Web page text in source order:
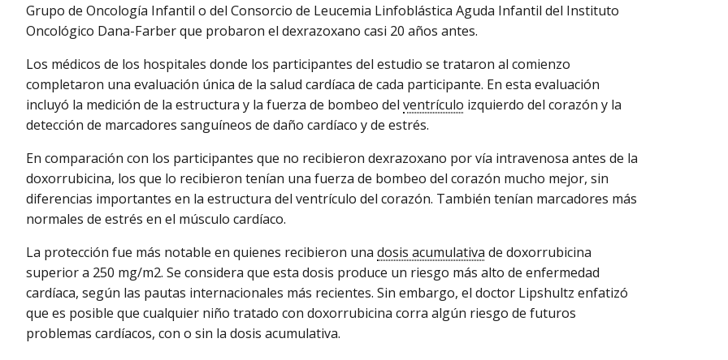
Grupo de Oncología Infantil o del Consorcio de Leucemia Linfoblástica Aguda Infantil del Instituto
Oncológico Dana-Farber que probaron el dexrazoxano casi 20 años antes.
Los médicos de los hospitales donde los participantes del estudio se trataron al comienzo
completaron una evaluación única de la salud cardíaca de cada participante. En esta evaluación
incluyó la medición de la estructura y la fuerza de bombeo del ventrículo izquierdo del corazón y la
detección de marcadores sanguíneos de daño cardíaco y de estrés.
En comparación con los participantes que no recibieron dexrazoxano por vía intravenosa antes de la
doxorrubicina, los que lo recibieron tenían una fuerza de bombeo del corazón mucho mejor, sin
diferencias importantes en la estructura del ventrículo del corazón. También tenían marcadores más
normales de estrés en el músculo cardíaco.
La protección fue más notable en quienes recibieron una dosis acumulativa de doxorrubicina
superior a 250 mg/m2. Se considera que esta dosis produce un riesgo más alto de enfermedad
cardíaca, según las pautas internacionales más recientes. Sin embargo, el doctor Lipshultz enfatizó
que es posible que cualquier niño tratado con doxorrubicina corra algún riesgo de futuros
problemas cardíacos, con o sin la dosis acumulativa.